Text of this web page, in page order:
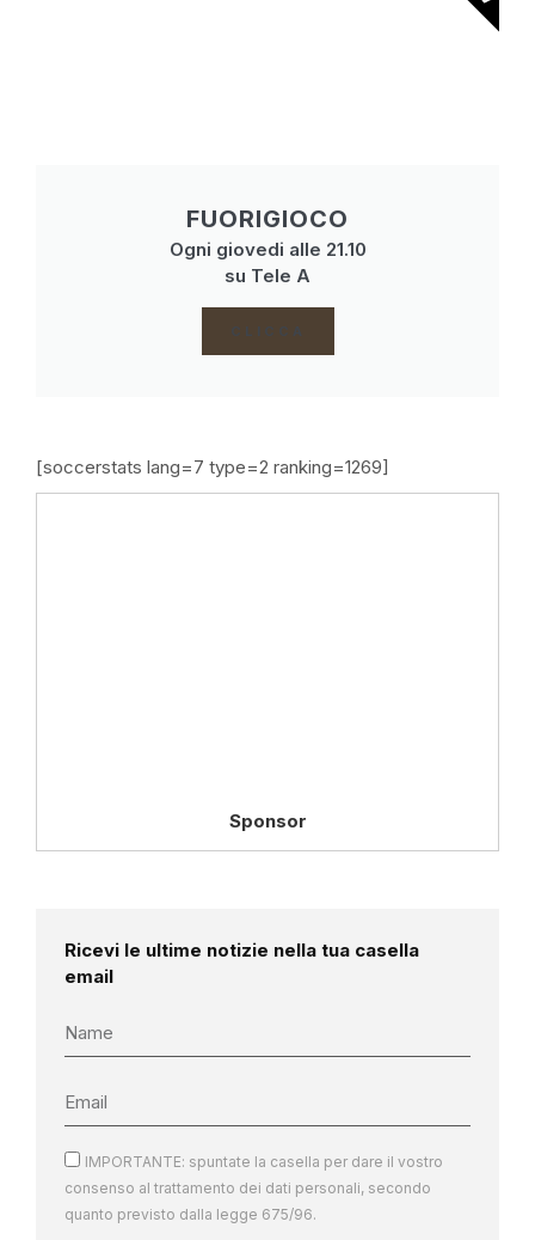
FUORIGIOCO
Ogni giovedi alle 21.10
su Tele A
CLICCA
[soccerstats lang=7 type=2 ranking=1269]
Sponsor
Ricevi le ultime notizie nella tua casella
email
IMPORTANTE: spuntate la casella per dare il vostro
consenso al trattamento dei dati personali, secondo
quanto previsto dalla legge 675/96.